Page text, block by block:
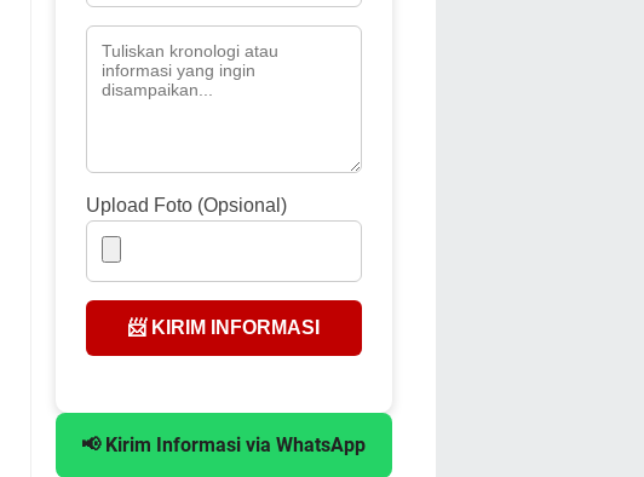
Upload Foto (Opsional)
📨 KIRIM INFORMASI
📢 Kirim Informasi via WhatsApp